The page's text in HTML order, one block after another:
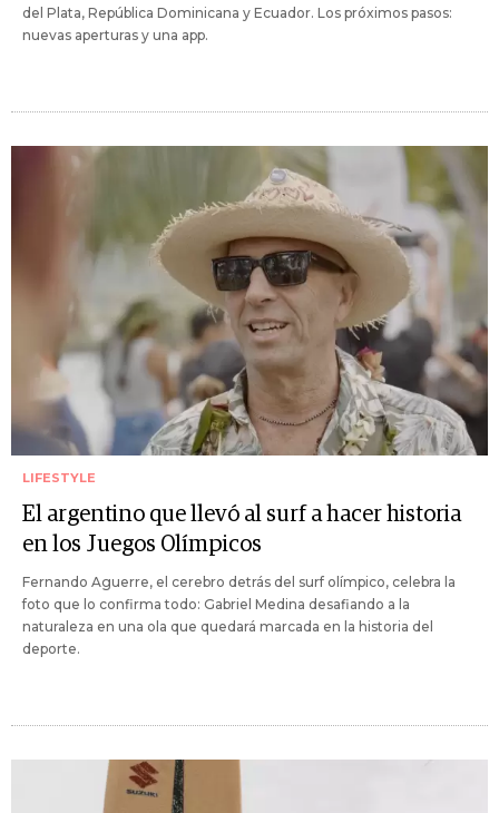
del Plata, República Dominicana y Ecuador. Los próximos pasos:
nuevas aperturas y una app.
LIFESTYLE
El argentino que llevó al surf a hacer historia
en los Juegos Olímpicos
Fernando Aguerre, el cerebro detrás del surf olímpico, celebra la
foto que lo confirma todo: Gabriel Medina desafiando a la
naturaleza en una ola que quedará marcada en la historia del
deporte.